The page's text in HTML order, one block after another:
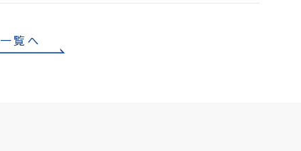
一覧へ